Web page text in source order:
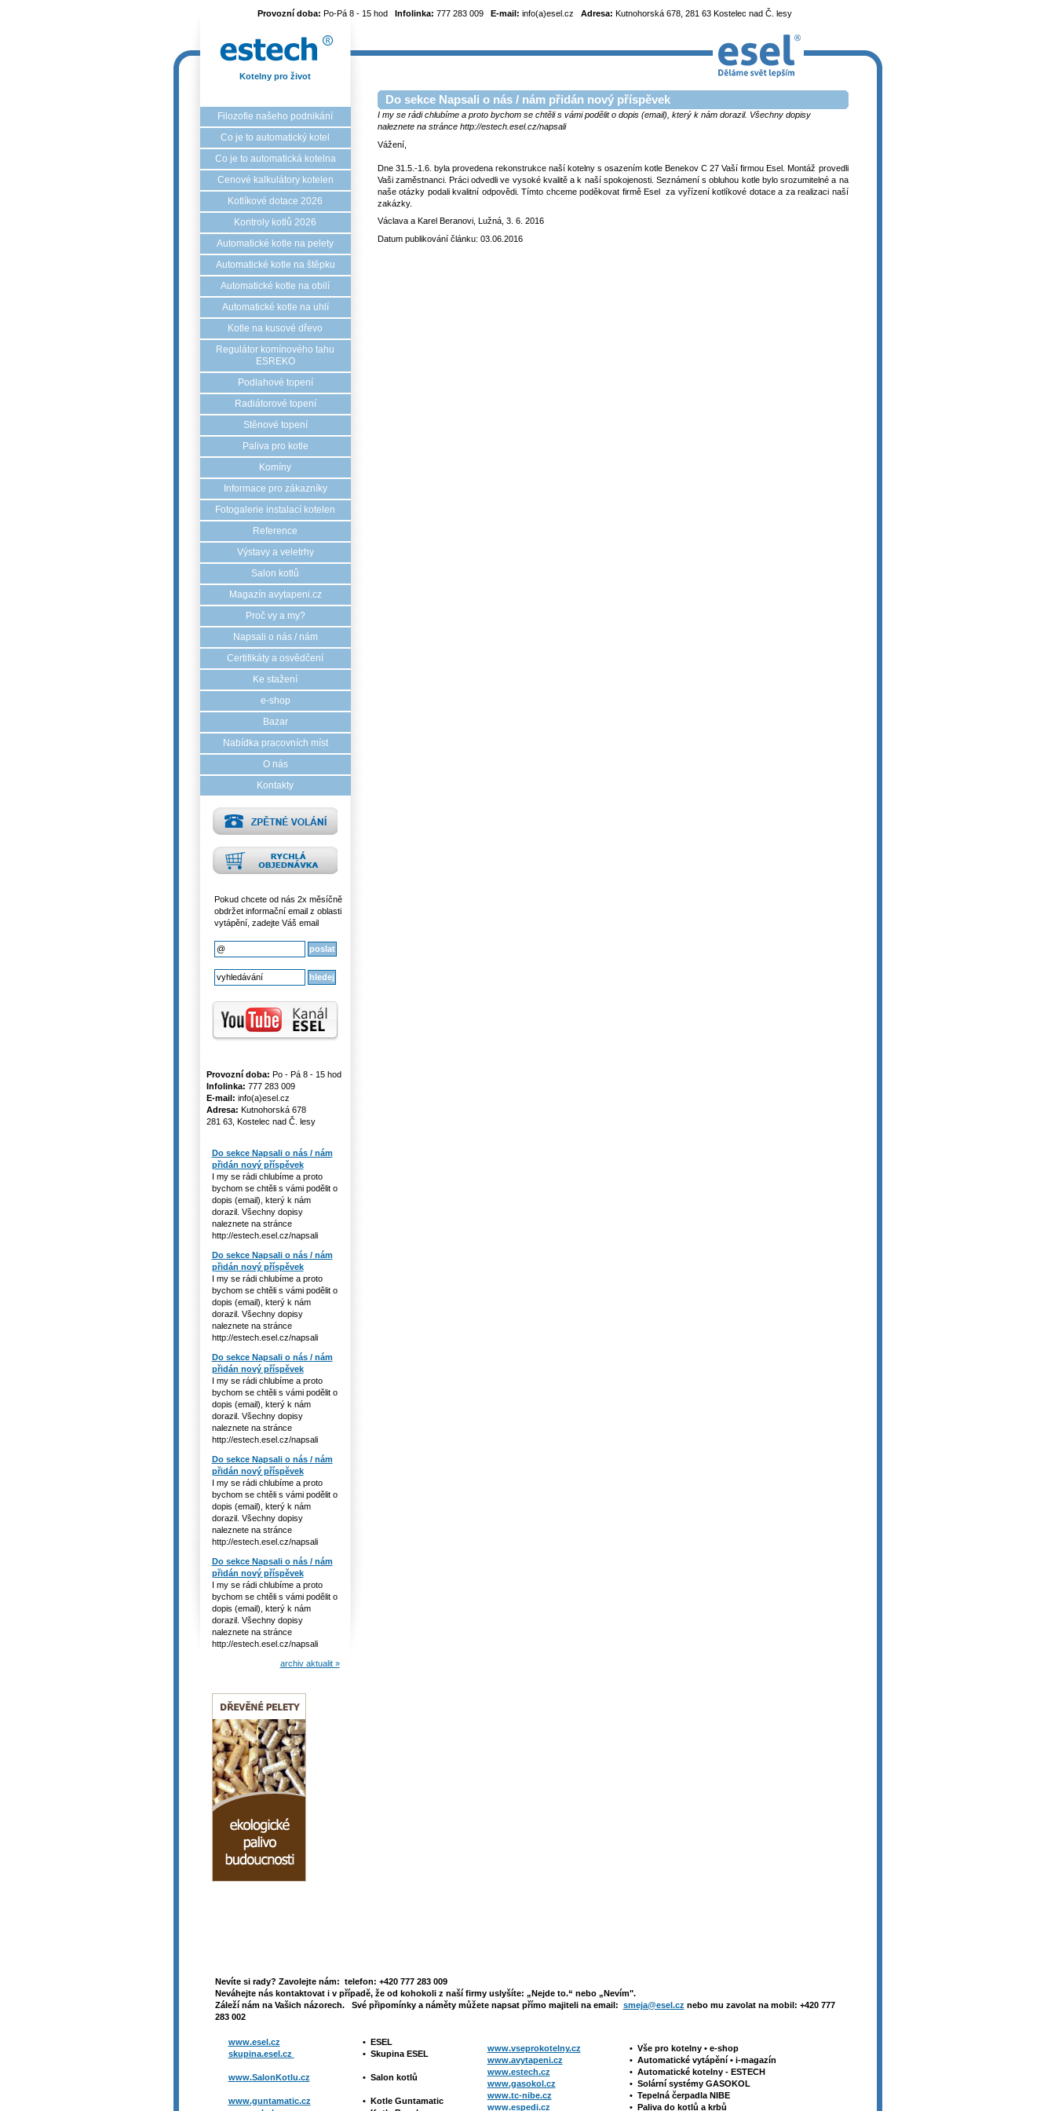
Provozní doba: Po-Pá 8 - 15 hod Infolinka: 777 283 009 E-mail: info(a)esel.cz Adresa: Kutnohorská 678, 281 63 Kostelec nad Č. lesy
Kotelny pro život
Filozofie našeho podnikání
Co je to automatický kotel
Co je to automatická kotelna
Cenové kalkulátory kotelen
Kotlíkové dotace 2026
Kontroly kotlů 2026
Automatické kotle na pelety
Automatické kotle na štěpku
Automatické kotle na obilí
Automatické kotle na uhlí
Kotle na kusové dřevo
Regulátor komínového tahu
ESREKO
Podlahové topení
Radiátorové topení
Stěnové topení
Paliva pro kotle
Komíny
Informace pro zákazníky
Fotogalerie instalací kotelen
Reference
Výstavy a veletrhy
Salon kotlů
Magazín avytapeni.cz
Proč vy a my?
Napsali o nás / nám
Certifikáty a osvědčení
Ke stažení
e-shop
Bazar
Nabídka pracovních míst
O nás
Kontakty
Pokud chcete od nás 2x měsíčně
obdržet informační email z oblasti
vytápění, zadejte Váš email
Provozní doba: Po - Pá 8 - 15 hod
Infolinka: 777 283 009
E-mail: info(a)esel.cz
Adresa: Kutnohorská 678
281 63, Kostelec nad Č. lesy
Do sekce Napsali o nás / nám
přidán nový příspěvek
I my se rádi chlubíme a proto
bychom se chtěli s vámi podělit o
dopis (email), který k nám
dorazil. Všechny dopisy
naleznete na stránce
http://estech.esel.cz/napsali
Do sekce Napsali o nás / nám
přidán nový příspěvek
I my se rádi chlubíme a proto
bychom se chtěli s vámi podělit o
dopis (email), který k nám
dorazil. Všechny dopisy
naleznete na stránce
http://estech.esel.cz/napsali
Do sekce Napsali o nás / nám
přidán nový příspěvek
I my se rádi chlubíme a proto
bychom se chtěli s vámi podělit o
dopis (email), který k nám
dorazil. Všechny dopisy
naleznete na stránce
http://estech.esel.cz/napsali
Do sekce Napsali o nás / nám
přidán nový příspěvek
I my se rádi chlubíme a proto
bychom se chtěli s vámi podělit o
dopis (email), který k nám
dorazil. Všechny dopisy
naleznete na stránce
http://estech.esel.cz/napsali
Do sekce Napsali o nás / nám
přidán nový příspěvek
I my se rádi chlubíme a proto
bychom se chtěli s vámi podělit o
dopis (email), který k nám
dorazil. Všechny dopisy
naleznete na stránce
http://estech.esel.cz/napsali
archiv aktualit »
Do sekce Napsali o nás / nám přidán nový příspěvek
I my se rádi chlubíme a proto bychom se chtěli s vámi podělit o dopis (email), který k nám dorazil. Všechny dopisy
naleznete na stránce http://estech.esel.cz/napsali
Vážení,
Dne 31.5.-1.6. byla provedena rekonstrukce naší kotelny s osazením kotle Benekov C 27 Vaší firmou Esel. Montáž provedli
Vaši zaměstnanci. Práci odvedli ve vysoké kvalitě a k naší spokojenosti. Seznámení s obluhou kotle bylo srozumitelné a na
naše otázky podali kvalitní odpovědi. Tímto chceme poděkovat firmě Esel za vyřízení kotlíkové dotace a za realizaci naší
zakázky.
Václava a Karel Beranovi, Lužná, 3. 6. 2016
Datum publikování článku: 03.06.2016
Nevíte si rady? Zavolejte nám: telefon: +420 777 283 009
Neváhejte nás kontaktovat i v případě, že od kohokoli z naší firmy uslyšíte: „Nejde to.“ nebo „Nevím".
Záleží nám na Vašich názorech. Své připomínky a náměty můžete napsat přímo majiteli na email: smeja@esel.cz nebo mu zavolat na mobil: +420 777
283 002
www.esel.cz
skupina.esel.cz
www.SalonKotlu.cz
www.guntamatic.cz
• ESEL
• Skupina ESEL
• Salon kotlů
• Kotle Guntamatic
www.vseprokotelny.cz
www.avytapeni.cz
www.estech.cz
www.gasokol.cz
www.tc-nibe.cz
www.espedi.cz
• Vše pro kotelny •e-shop
• Automatické vytápění •i-magazín
• Automatické kotelny - ESTECH
• Solární systémy GASOKOL
• Tepelná čerpadla NIBE
• Paliva do kotlů a krbů